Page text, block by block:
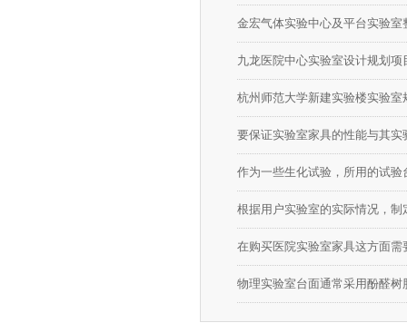
金宏气体实验中心及平台实验室
九龙医院中心实验室设计规划项
杭州师范大学新建实验楼实验室
要保证实验室家具的性能与其实
作为一些生化试验，所用的试
根据用户实验室的实际情况，
在购买医院实验室家具这方面需要